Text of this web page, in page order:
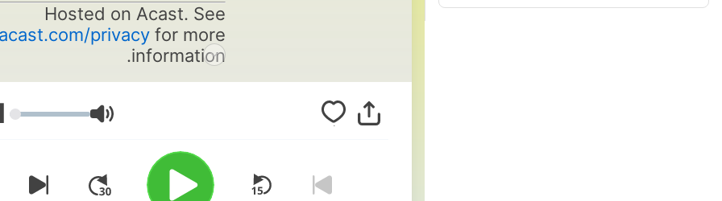
Hosted on Acast. See
privacy for more
information.
עוצמת שמע